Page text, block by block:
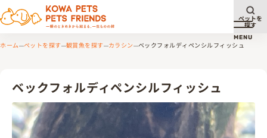
メニ
MENU
ペットを
探す
ホーム ペットを探す 観賞魚を探す カラシン ベックフォルディペンシルフィッシュ
ベックフォルディペンシルフィッシュ